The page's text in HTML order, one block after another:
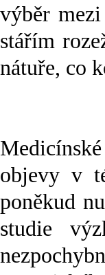
výběr
stářím
nátuře, co
objevy v
poněkud
studie